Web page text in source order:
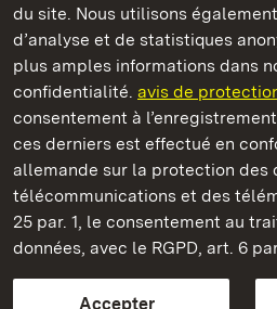
du site. Nous utilisons
d’analyse et de statistiques
plus amples informations dans
confidentialité. avis de
consentement à
ces derniers est effectué en
allemande sur la protection des
télécommunications et des
25 par. 1, le consentement au
données, avec le RGPD, art. 6
Accepter
Staatliche Schlösser und Gärten
Châteaux et jardins publics du
ContactFAQ et réponses
Protection des données
Explications sur l’accessibilité
BITV-konform (geprüfte Seiten)